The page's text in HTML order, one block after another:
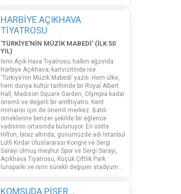
HARBİYE AÇIKHAVA
TİYATROSU
'TÜRKİYE'NİN MÜZİK MABEDİ' (İLK 50
YIL)
İsmi Açık Hava Tiyatrosu; halkın ağzında
Harbiye Açıkhava; kartvizitinde ise
‘Türkiye’nin Müzik Mabedi’ yazılı. Hem ülke,
hem dünya kültür tarihinde bir Royal Albert
Hall, Madison Square Garden, Olympia kadar
önemli ve değerli bir amfitiyatro. Kent
mimarisi için de önemli merkez. Batılı
örneklerine benzer şekilde bir eğlence
vadisinin ortasında bulunuyor. En üstte
Hilton, biraz altında, günümüzde adı İstanbul
Lütfi Kırdar Uluslararası Kongre ve Sergi
Sarayı olmuş meşhur Spor ve Sergi Sarayı,
Açıkhava Tiyatrosu, Küçük Çiftlik Park
lunaparkı ve ismi sürekli değişen stadyum…
KOMŞUDA PİŞER...